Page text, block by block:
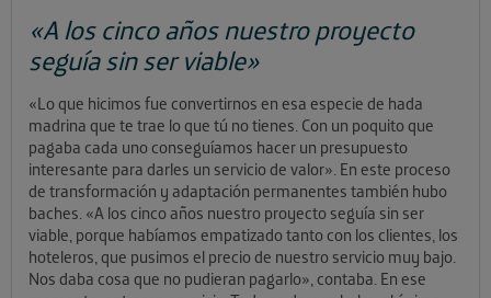
«A los cinco años nuestro proyecto
seguía sin ser viable»
«Lo que hicimos fue convertirnos en esa especie de hada
madrina que te trae lo que tú no tienes. Con un poquito que
pagaba cada uno conseguíamos hacer un presupuesto
interesante para darles un servicio de valor». En este proceso
de transformación y adaptación permanentes también hubo
baches. «A los cinco años nuestro proyecto seguía sin ser
viable, porque habíamos empatizado tanto con los clientes, los
hoteleros, que pusimos el precio de nuestro servicio muy bajo.
Nos daba cosa que no pudieran pagarlo», contaba. En ese